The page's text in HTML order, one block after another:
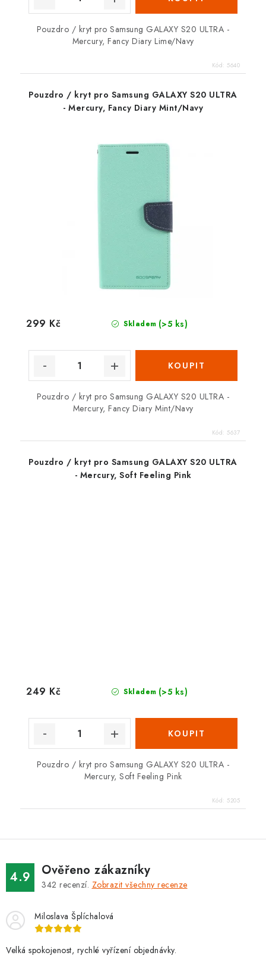
Pouzdro / kryt pro Samsung GALAXY S20 ULTRA -
Mercury, Fancy Diary Lime/Navy
Kód: 5640
Pouzdro / kryt pro Samsung GALAXY S20 ULTRA
- Mercury, Fancy Diary Mint/Navy
Skladem (>5 ks)
299 Kč
Pouzdro / kryt pro Samsung GALAXY S20 ULTRA -
Mercury, Fancy Diary Mint/Navy
Kód: 5637
Pouzdro / kryt pro Samsung GALAXY S20 ULTRA
- Mercury, Soft Feeling Pink
Skladem (>5 ks)
249 Kč
Pouzdro / kryt pro Samsung GALAXY S20 ULTRA -
Mercury, Soft Feeling Pink
Kód: 5205
4.9 Ověřeno zákazníky
342 recenzí. Zobrazit všechny recenze
Miloslava Šplíchalová
Velká spokojenost, rychlé vyřízení objednávky.